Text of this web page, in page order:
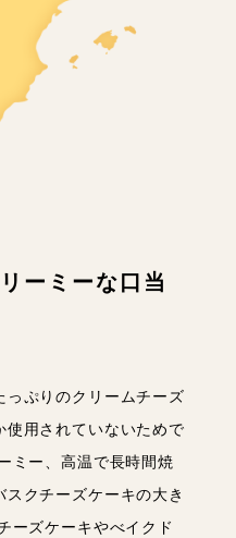
ーミーな口当
ぷりのクリームチーズ
使用されていないためで
ミー、高温で長時間焼
クチーズケーキの大き
ーズケーキやべイクド